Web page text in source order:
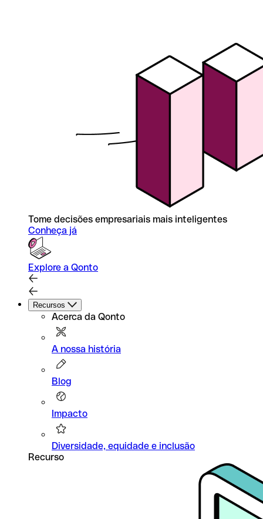
Tome decisões empresariais mais inteligentes
Conheça já
Explore a Qonto
Recursos
Acerca da Qonto
A nossa história
Blog
Impacto
Diversidade, equidade e inclusão
Recurso